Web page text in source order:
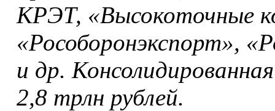
КРЭТ, «Высокоточные
«Рособоронэкспорт»,
и др.
2,8 трлн рублей.